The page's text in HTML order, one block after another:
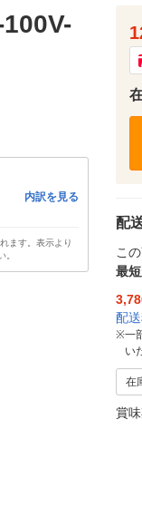
内訳を見る
ます。表示より
。
配
こ
最
配
※一
い
在
賞